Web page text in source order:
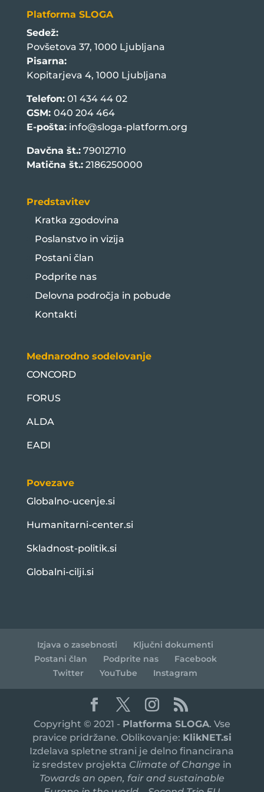
Platforma SLOGA
Sedež:
Povšetova 37, 1000 Ljubljana
Pisarna:
Kopitarjeva 4, 1000 Ljubljana
Telefon:01 434 44 02
GSM: 040 204 464
E-pošta: info@sloga-platform.org
Davčna št.:79012710
Matična št.:2186250000
Predstavitev
Kratka zgodovina
Poslanstvo in vizija
Postani član
Podprite nas
Delovna področja in pobude
Kontakti
Mednarodno sodelovanje
CONCORD
FORUS
ALDA
EADI
Povezave
Globalno-ucenje.si
Humanitarni-center.si
Skladnost-politik.si
Globalni-cilji.si
Izjava o zasebnosti
Ključni dokumenti
Postani član
Podprite nas
Facebook
Twitter
YouTube Instagram
Copyright © 2021 - Platforma SLOGA. Vse
pravice pridržane. Oblikovanje: KlikNET.si
Izdelava spletne strani je delno financirana
iz sredstev projekta Climate of Change in
Towards an open, fair and sustainable